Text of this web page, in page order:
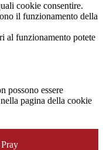
cookie consentire.
il funzionamento della
al funzionamento potete
possono essere
pagina della cookie